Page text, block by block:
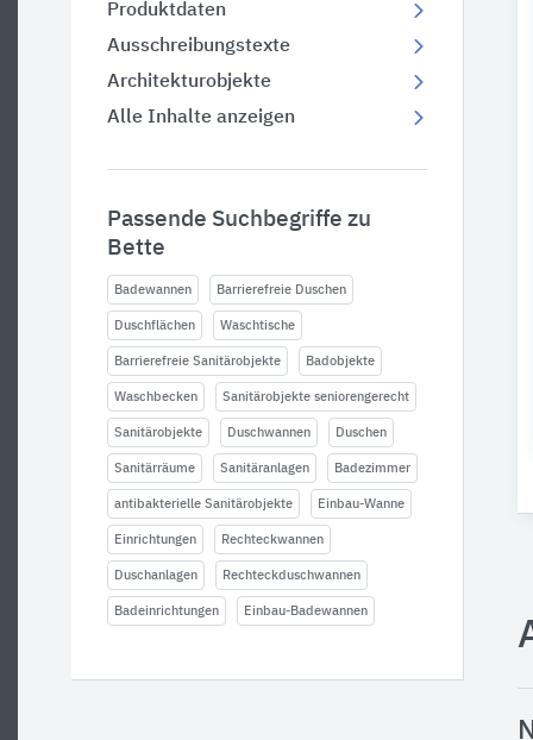
Produktdaten
Ausschreibungstexte
Architekturobjekte
Alle Inhalte anzeigen
Passende Suchbegriffe zu
Bette
Badewannen Barrierefreie Duschen
Duschflächen Waschtische
Barrierefreie Sanitärobjekte Badobjekte
Waschbecken Sanitärobjekte seniorengerecht
Sanitärobjekte Duschwannen Duschen
Sanitärräume Sanitäranlagen Badezimmer
antibakterielle Sanitärobjekte Einbau-Wanne
Einrichtungen Rechteckwannen
Duschanlagen Rechteckduschwannen
Badeinrichtungen Einbau-Badewannen